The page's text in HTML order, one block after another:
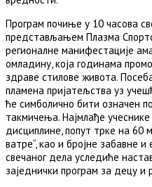
Програм почиње у 10 часова
представљањем Плазма
регионалне манифестације
омладину, која годинама
здраве стилове живота.
пламена пријатељства уз
ће симболично бити означен
такмичења. Најмлађе
дисциплине, попут трке на 60
ватре“, као и бројне забавне
свечаног дела уследиће
заједнички програм за децу